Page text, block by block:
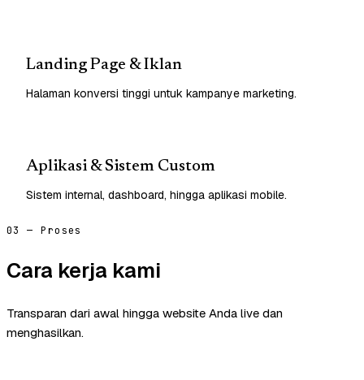
Landing Page & Iklan
Halaman konversi tinggi untuk kampanye marketing.
Aplikasi & Sistem Custom
Sistem internal, dashboard, hingga aplikasi mobile.
03 — Proses
Cara kerja kami
Transparan dari awal hingga website Anda live dan
menghasilkan.